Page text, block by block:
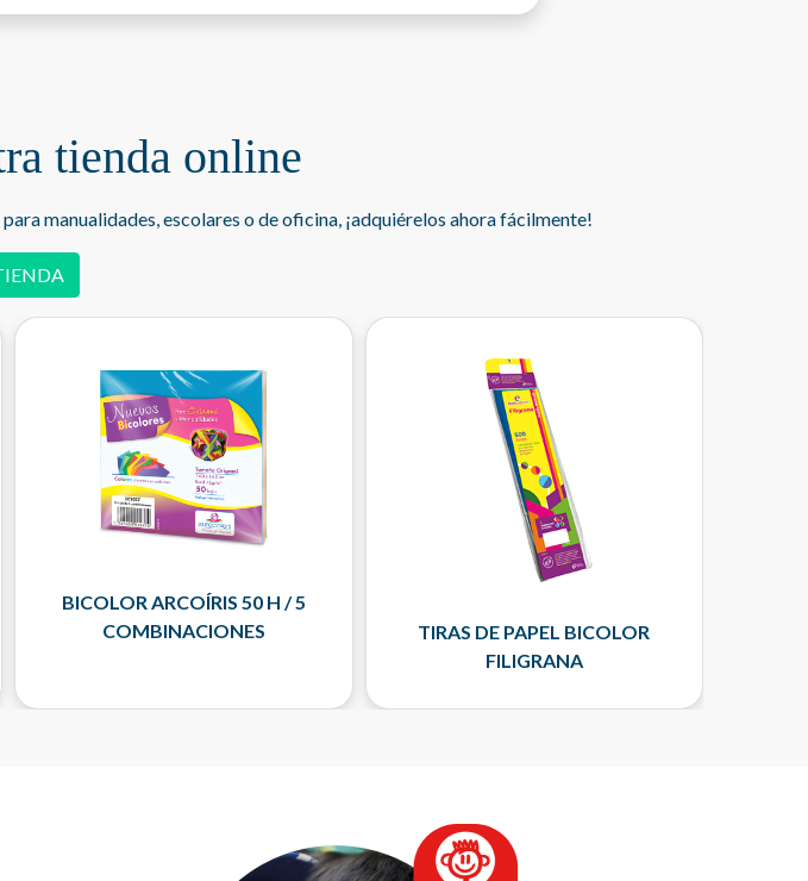
tienda online
manualidades, escolares o de oficina, ¡adquiérelos ahora fácilmente!
BICOLOR ARCOÍRIS 50 H / 5
COMBINACIONES
TIRAS DE PAPEL BICOLOR
FILIGRANA